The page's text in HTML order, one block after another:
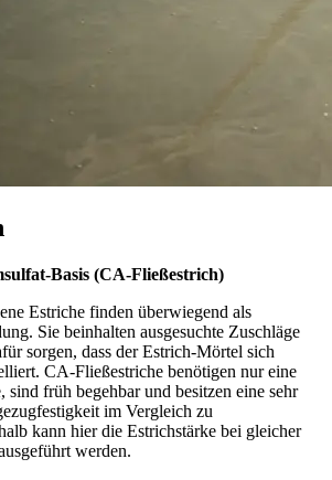
Basis (CA-Fließestrich)
Estriche finden überwiegend als
Sie beinhalten ausgesuchte Zuschläge
sorgen, dass der Estrich-Mörtel sich
CA-Fließestriche benötigen nur eine
sind früh begehbar und besitzen eine sehr
im Vergleich zu
kann hier die Estrichstärke bei gleicher
werden.